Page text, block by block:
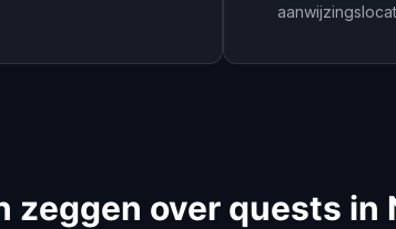
zeggen over quests in